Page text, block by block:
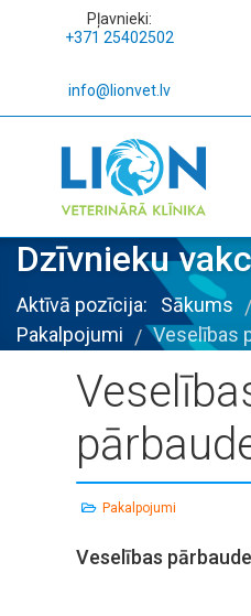
Pļavnieki:
+371 25402502
info@lionvet.lv
Dzīvnieku
Aktīvā pozīcija: Sākums /
Pakalpojumi / Veselības
Pakalpojumi
Veselības pārbaude